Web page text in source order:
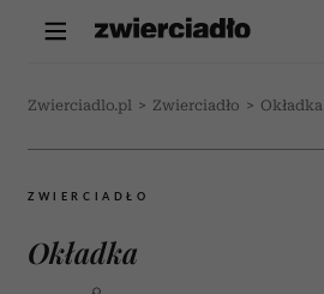
Zwierciadlo.pl > Zwierciadło > Okładka
ZWIERCIADŁO
Okładka